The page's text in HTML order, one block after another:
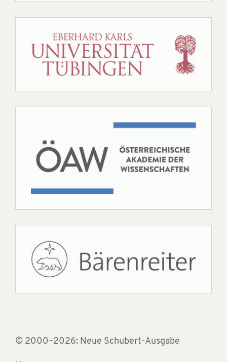
© 2000–2026: Neue Schubert-Ausgabe